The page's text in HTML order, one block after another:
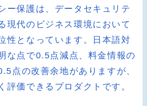
ー保護は、データセキュリテ
現代のビジネス環境において
性となっています。日本語対
な点で0.5点減点、料金情報の
点の改善余地がありますが、
評価できるプロダクトです。